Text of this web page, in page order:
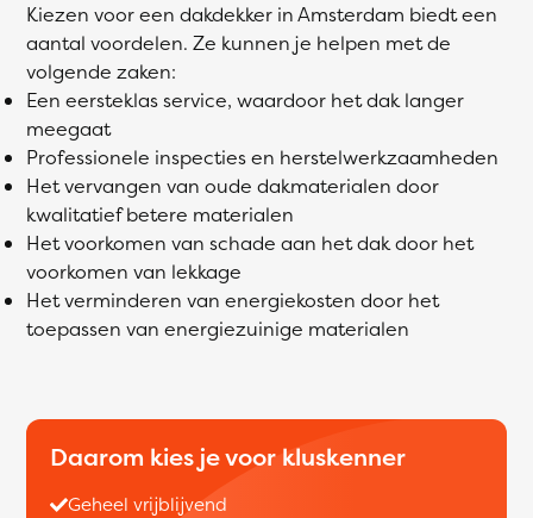
Kiezen voor een dakdekker in Amsterdam biedt een
aantal voordelen. Ze kunnen je helpen met de
volgende zaken:
Een eersteklas service, waardoor het dak langer
meegaat
Professionele inspecties en herstelwerkzaamheden
Het vervangen van oude dakmaterialen door
kwalitatief betere materialen
Het voorkomen van schade aan het dak door het
voorkomen van lekkage
Het verminderen van energiekosten door het
toepassen van energiezuinige materialen
Daarom kies je voor kluskenner
Geheel vrijblijvend